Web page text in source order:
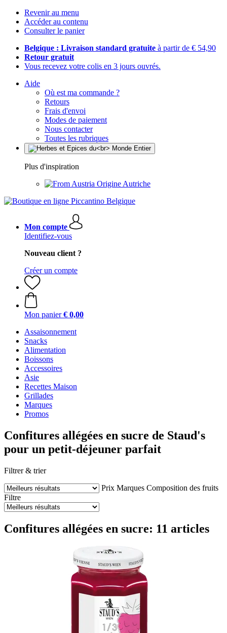
Revenir au menu
Accéder au contenu
Consulter le panier
Belgique : Livraison standard gratuite à partir de € 54,90
Retour gratuit
Vous recevez votre colis en 3 jours ouvrés.
Aide
Où est ma commande ?
Retours
Frais d'envoi
Modes de paiement
Nous contacter
Toutes les rubriques
Plus d'inspiration
Origine Autriche
Mon compte
Identifiez-vous
Nouveau client ?
Créer un compte
Mon panier € 0,00
Assaisonnement
Snacks
Alimentation
Boissons
Accessoires
Asie
Recettes Maison
Grillades
Marques
Promos
Confitures allégées en sucre de Staud's
pour un petit-déjeuner parfait
Filtrer & trier
Prix Marques Composition des fruits
Filtre
Confitures allégées en sucre: 11 articles